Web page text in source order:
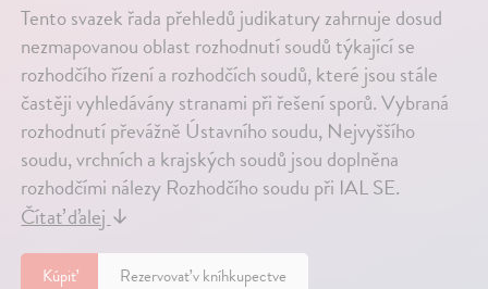
Tento svazek řada přehledů judikatury zahrnuje dosud
nezmapovanou oblast rozhodnutí soudů týkající se
rozhodčího řízení a rozhodčích soudů, které jsou stále
častěji vyhledávány stranami při řešení sporů. Vybraná
rozhodnutí převážně Ústavního soudu, Nejvyššího
soudu, vrchních a krajských soudů jsou doplněna
rozhodčími nálezy Rozhodčího soudu při IAL SE.
Čítať ďalej ↓
Kúpiť Rezervovať v kníhkupectve